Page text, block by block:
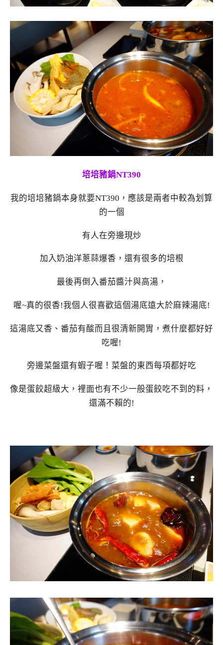
培培豬鍋NT390
我的培培豬鍋本身就要NT390，應該是兩者中較為划算
的一個
有人在旁邊現炒
加入奶油洋蔥蒜爆香，還有很多的培根
最後再倒入番茄醬汁與高湯，
喔~真的很香!我個人很喜歡這個湯底遠大於麻辣湯底!
這湯底又香、番茄有酸而且很清新開胃，煮什麼都好好
吃喔!
旁邊菜盤還有蝦子喔！菜盤的東西每項都好吃
像是蛋餃超級大，裡面也有不少一般蛋餃吃不到的料，
還滿不賴的!